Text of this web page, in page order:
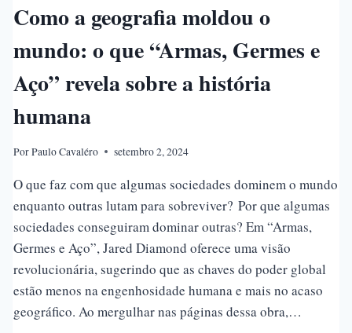
Como a geografia moldou o
mundo: o que “Armas, Germes e
Aço” revela sobre a história
humana
PorPaulo Cavaléro setembro 2, 2024
O que faz com que algumas sociedades dominem o mundo
enquanto outras lutam para sobreviver? Por que algumas
sociedades conseguiram dominar outras? Em “Armas,
Germes e Aço”, Jared Diamond oferece uma visão
revolucionária, sugerindo que as chaves do poder global
estão menos na engenhosidade humana e mais no acaso
geográfico. Ao mergulhar nas páginas dessa obra,…